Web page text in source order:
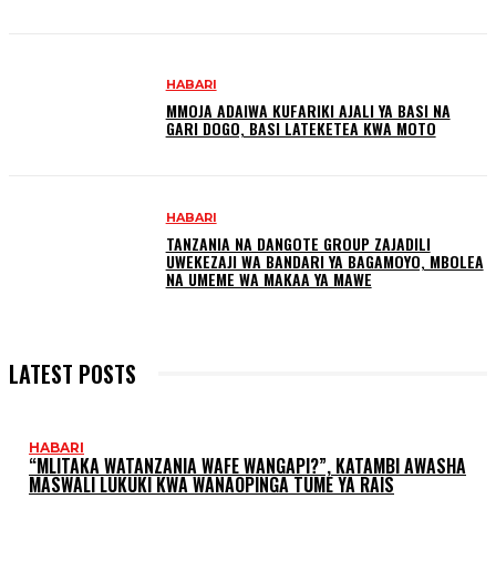
HABARI
MMOJA ADAIWA KUFARIKI AJALI YA BASI NA
GARI DOGO, BASI LATEKETEA KWA MOTO
HABARI
TANZANIA NA DANGOTE GROUP ZAJADILI
UWEKEZAJI WA BANDARI YA BAGAMOYO, MBOLEA
NA UMEME WA MAKAA YA MAWE
LATEST POSTS
HABARI
“MLITAKA WATANZANIA WAFE WANGAPI?”, KATAMBI AWASHA
MASWALI LUKUKI KWA WANAOPINGA TUME YA RAIS